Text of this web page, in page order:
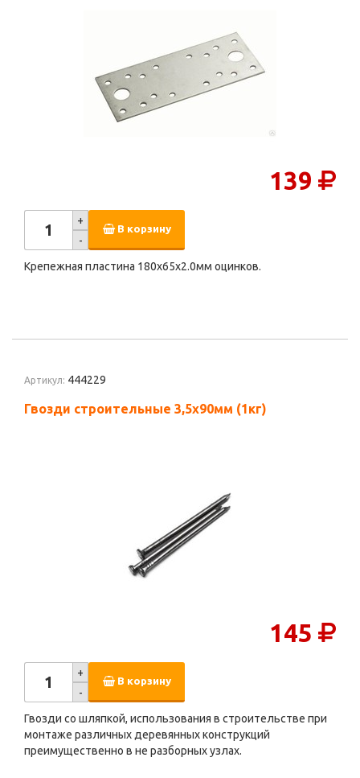
139
+
-
В корзину
Крепежная пластина 180х65х2.0мм оцинков.
Артикул: 444229
Гвозди строительные 3,5х90мм (1кг)
145
+
-
В корзину
Гвозди со шляпкой, использования в строительстве при
монтаже различных деревянных конструкций
преимущественно в не разборных узлах.